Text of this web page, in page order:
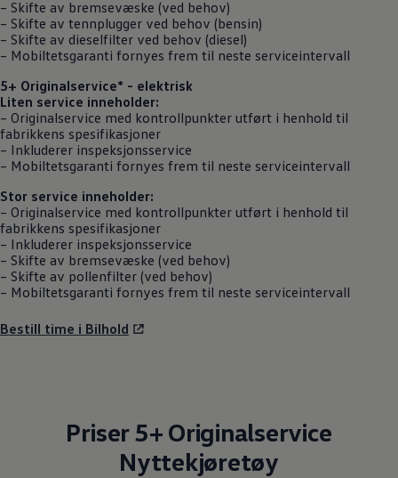
– Skifte av bremsevæske (ved behov)
– Skifte av tennplugger ved behov (bensin)
– Skifte av dieselfilter ved behov (diesel)
– Mobiltetsgaranti fornyes frem til neste serviceintervall
5+ Originalservice* - elektrisk
Liten service inneholder:
– Originalservice med kontrollpunkter utført i henhold til
fabrikkens spesifikasjoner
– Inkluderer inspeksjonsservice
– Mobiltetsgaranti fornyes frem til neste serviceintervall
Stor service inneholder:
– Originalservice med kontrollpunkter utført i henhold til
fabrikkens spesifikasjoner
– Inkluderer inspeksjonsservice
– Skifte av bremsevæske (ved behov)
– Skifte av pollenfilter (ved behov)
– Mobiltetsgaranti fornyes frem til neste serviceintervall
Bestill time i Bilhold
Priser 5+ Originalservice
Nyttekjøretøy